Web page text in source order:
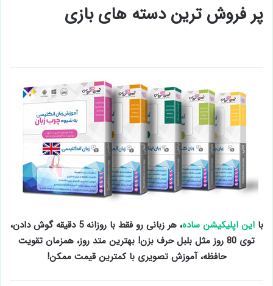
پر فروش ترین دسته های بازی
بااین اپلیکیشن ساده
، هر زبانی رو فقط با روزانه 5 دقیقه گوش دادن،
توی 80 روز مثل بلبل حرف بزن! بهترین متد روز، همزمان تقویت
حافظه، آموزش تصویری با کمترین قیمت ممکن!